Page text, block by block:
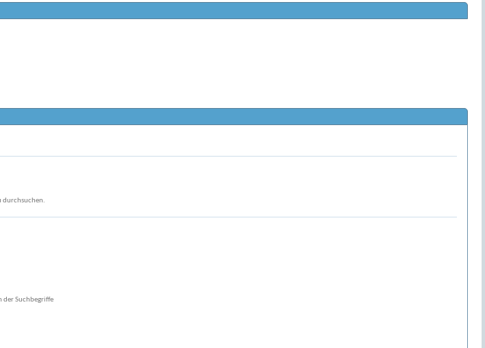
durchsuchen.
der Suchbegriffe